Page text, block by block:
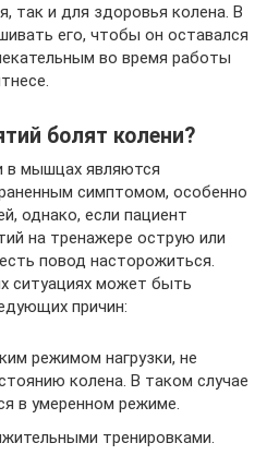
так и для здоровья колена. В
его, чтобы он оставался
во время работы
болят колени?
в мышцах являются
симптомом, особенно
однако, если пациент
на тренажере острую или
повод насторожиться.
ситуациях может быть
причин:
режимом нагрузки, не
колена. В таком случае
в умеренном режиме.
тренировками.